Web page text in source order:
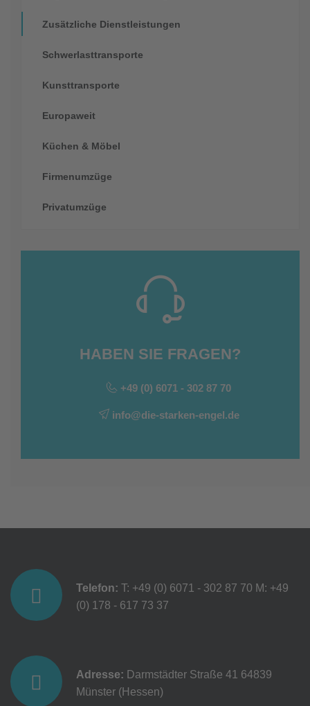
Zusätzliche Dienstleistungen
Schwerlasttransporte
Kunsttransporte
Europaweit
Küchen & Möbel
Firmenumzüge
Privatumzüge
HABEN SIE FRAGEN?
+49 (0) 6071 - 302 87 70
info@die-starken-engel.de
Telefon: T: +49 (0) 6071 - 302 87 70 M: +49
(0) 178 - 617 73 37
Adresse: Darmstädter Straße 41 64839
Münster (Hessen)